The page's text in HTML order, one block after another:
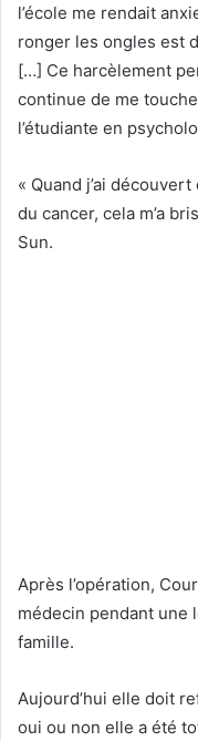
l’école me rendait
ronger les ongles est
[…] Ce harcèlement
continue de me
l’étudiante en
« Quand j’ai
du cancer, cela m’a
Sun.
Après l’opération,
médecin pendant une
famille.
Aujourd’hui elle doit
oui ou non elle a été